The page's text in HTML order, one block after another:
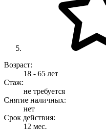
Возраст:
18 - 65 лет
Стаж:
не требуется
Снятие наличных:
нет
Срок действия:
12 мес.